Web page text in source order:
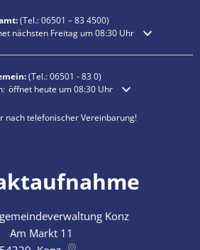
(Tel.:06501 – 834500)
Öffnungs- oder Schließzeiten auszublenden
nächsten Freitag um 08:30 Uhr
(Tel.:06501 - 83 0)
Öffnungs- oder Schließzeiten
öffnet heute um 08:30 Uhr
nach telefonischer Vereinbarung!
Konz
Am Markt 11